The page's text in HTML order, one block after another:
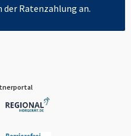
Ratenzahlung an.